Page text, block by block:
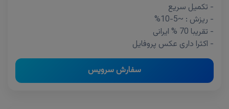
- تکمیل سریع
- ریزش : ~5-10%
- تقریبا 70 % ایرانی
- اکثرا داری عکس پروفایل
سفارش سرویس